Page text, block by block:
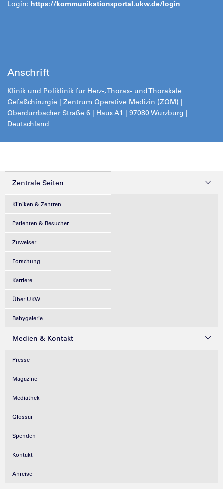
Login: https://kommunikationsportal.ukw.de/login
Anschrift
Klinik und Poliklinik für Herz-, Thorax- und Thorakale
Gefäßchirurgie | Zentrum Operative Medizin (ZOM) |
Oberdürrbacher Straße 6 | Haus A1 | 97080 Würzburg |
Deutschland
Zentrale Seiten
Kliniken & Zentren
Patienten & Besucher
Zuweiser
Forschung
Karriere
Über UKW
Babygalerie
Medien & Kontakt
Presse
Magazine
Mediathek
Glossar
Spenden
Kontakt
Anreise